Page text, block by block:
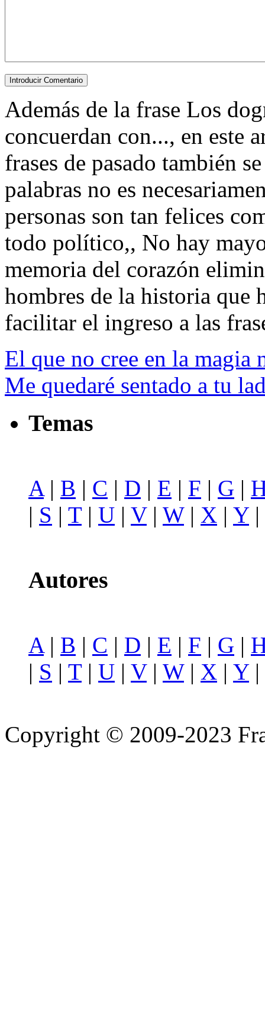
Además de la frase Los
concuerdan con..., en este
frases de pasado también
palabras no es
personas son tan felices
todo político,, No hay
memoria del corazón
hombres de la historia que
facilitar el ingreso a las
El que no cree en la magia
Me quedaré sentado a tu
Temas
A| B | C | D | E | F | G |
| S | T| U | V| W| X | Y|
Autores
A | B | C | D | E | F | G |
| S | T| U | V| W| X | Y|
Copyright © 2009-2023